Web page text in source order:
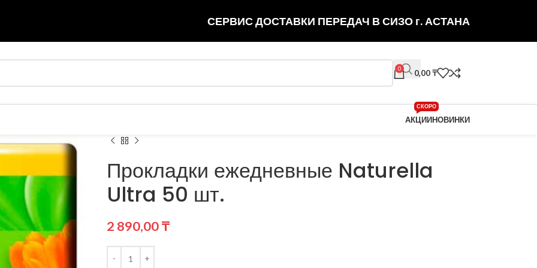
СЕРВИС ДОСТАВКИ ПЕРЕДАЧ В СИЗО г. АСТАНА
0 0,00₸
АКЦИИ
СКОРО
НОВИНКИ
Прокладки ежедневные Naturella
Ultra 50 шт.
2 890,00₸